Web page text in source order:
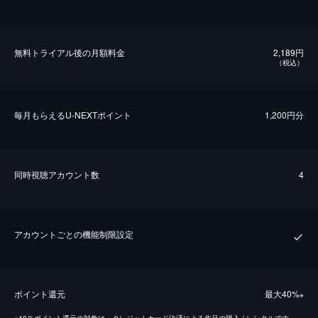
無料トライアル後の⽉額料金 2,189円
（税込）
毎⽉もらえるU-NEXTポイント 1,200円分
同時視聴アカウント数 4
アカウントごとの機能制限設定
ポイント還元 最⼤40%※